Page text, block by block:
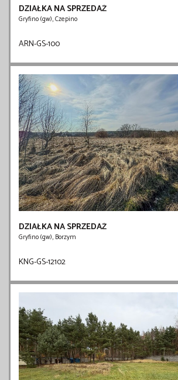
DZIAŁKA NA SPRZEDAŻ
Gryfino (gw), Czepino
ARN-GS-100
DZIAŁKA NA SPRZEDAŻ
Gryfino (gw), Borzym
KNG-GS-12102